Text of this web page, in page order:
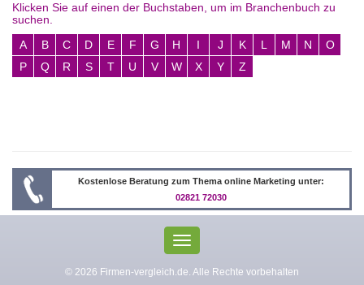
Klicken Sie auf einen der Buchstaben, um im Branchenbuch zu
suchen.
A
B C D E F G H I J K L M N
O
P
Q R S T U V W X Y Z
Kostenlose Beratung zum Thema online Marketing unter:
02821 72030
Toggle
navigation
© 2026 Firmen-vergleich.de. Alle Rechte vorbehalten